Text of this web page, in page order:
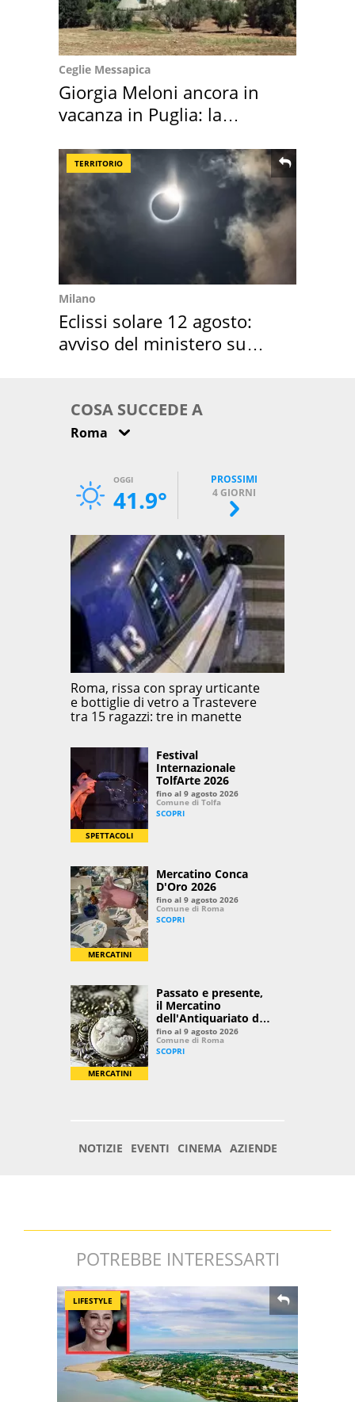
Ceglie Messapica
Giorgia Meloni ancora in
vacanza in Puglia: la
TERRITORIO
Milano
Eclissi solare 12 agosto:
avviso del ministero su
POTREBBE INTERESSARTI
LIFESTYLE